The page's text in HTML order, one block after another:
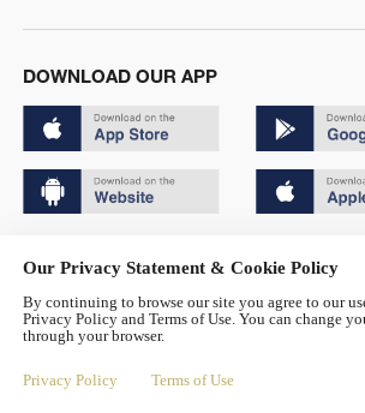
DOWNLOAD OUR APP
京公网安备 11010502050052号
Disinformation report hotline: 010-85061466
Our Privacy Statement & Cookie Policy
By continuing to browse our site you agree to our
Privacy Policy and Terms of Use. You can change
through your browser.
Privacy Policy Terms of Use